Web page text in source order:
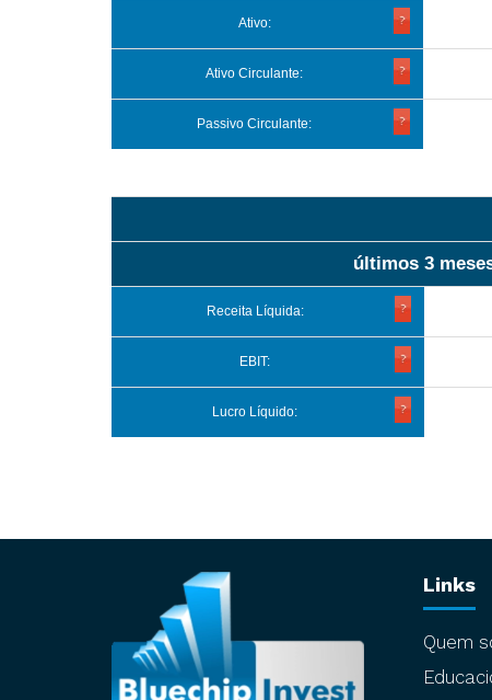
Ativo:
Ativo Circulante:
Passivo Circulante:
últimos 3
Receita Líquida:
EBIT:
Lucro Líquido:
Links
Quem